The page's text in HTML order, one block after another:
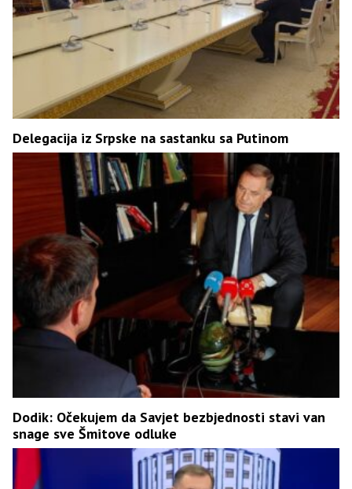
Delegacija iz Srpske na sastanku sa Putinom
Dodik: Očekujem da Savjet bezbjednosti stavi van
snage sve Šmitove odluke